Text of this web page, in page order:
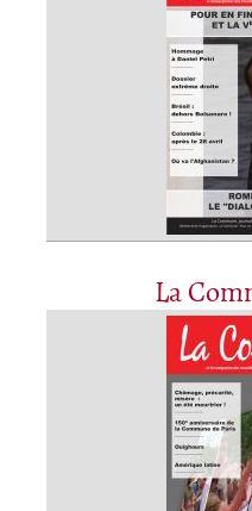
La